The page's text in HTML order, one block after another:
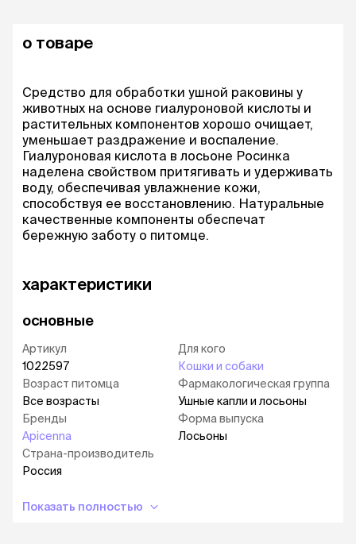
о товаре
Средство для обработки ушной раковины у
животных на основе гиалуроновой кислоты и
растительных компонентов хорошо очищает,
уменьшает раздражение и воспаление.
Гиалуроновая кислота в лосьоне Росинка
наделена свойством притягивать и удерживать
воду, обеспечивая увлажнение кожи,
способствуя ее восстановлению. Натуральные
качественные компоненты обеспечат
бережную заботу о питомце.
характеристики
основные
Артикул
1022597
Возраст питомца
Все возрасты
Бренды
Apicenna
Страна-производитель
Россия
Для кого
Кошки и собаки
Фармакологическая группа
Ушные капли и лосьоны
Форма выпуска
Лосьоны
Показать полностью